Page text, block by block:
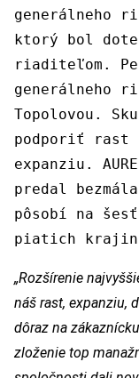
generálneho
ktorý bol
riaditeľom.
generálneho
Topolovou.
podporiť rast
expanziu.
predal
pôsobí na
piatich
„Rozšírenie
náš rast, expanziu,
dôraz na
zloženie top